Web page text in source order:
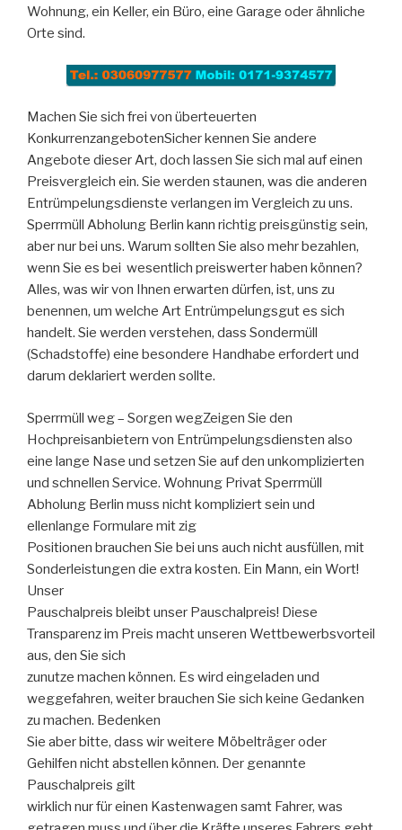
Wohnung, ein Keller, ein Büro, eine Garage oder ähnliche
Orte sind.
Machen Sie sich frei von überteuerten
KonkurrenzangebotenSicher kennen Sie andere
Angebote dieser Art, doch lassen Sie sich mal auf einen
Preisvergleich ein. Sie werden staunen, was die anderen
Entrümpelungsdienste verlangen im Vergleich zu uns.
Sperrmüll Abholung Berlin kann richtig preisgünstig sein,
aber nur bei uns. Warum sollten Sie also mehr bezahlen,
wenn Sie es bei wesentlich preiswerter haben können?
Alles, was wir von Ihnen erwarten dürfen, ist, uns zu
benennen, um welche Art Entrümpelungsgut es sich
handelt. Sie werden verstehen, dass Sondermüll
(Schadstoffe) eine besondere Handhabe erfordert und
darum deklariert werden sollte.
Sperrmüll weg – Sorgen wegZeigen Sie den
Hochpreisanbietern von Entrümpelungsdiensten also
eine lange Nase und setzen Sie auf den unkomplizierten
und schnellen Service. Wohnung Privat Sperrmüll
Abholung Berlin muss nicht kompliziert sein und
ellenlange Formulare mit zig
Positionen brauchen Sie bei uns auch nicht ausfüllen, mit
Sonderleistungen die extra kosten. Ein Mann, ein Wort!
Unser
Pauschalpreis bleibt unser Pauschalpreis! Diese
Transparenz im Preis macht unseren Wettbewerbsvorteil
aus, den Sie sich
zunutze machen können. Es wird eingeladen und
weggefahren, weiter brauchen Sie sich keine Gedanken
zu machen. Bedenken
Sie aber bitte, dass wir weitere Möbelträger oder
Gehilfen nicht abstellen können. Der genannte
Pauschalpreis gilt
wirklich nur für einen Kastenwagen samt Fahrer, was